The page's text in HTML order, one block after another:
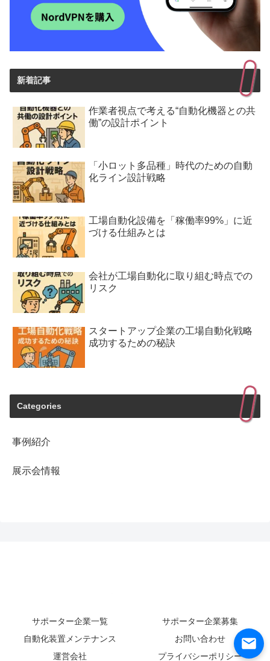
新着記事
作業者視点で考える“自動化機器との共
働”の設計ポイント
「小ロット多品種」時代のための自動
化ライン設計戦略
工場自動化設備を「稼働率99%」に近
づける仕組みとは
会社が工場自動化に取り組む時点での
リスク
スタートアップ企業の工場自動化戦略
成功するための秘訣
Categories
事例紹介
展示会情報
サポーター企業一覧
サポーター企業募集
自動化装置メンテナンス
お問い合わせ
運営会社
プライバシーポリシー